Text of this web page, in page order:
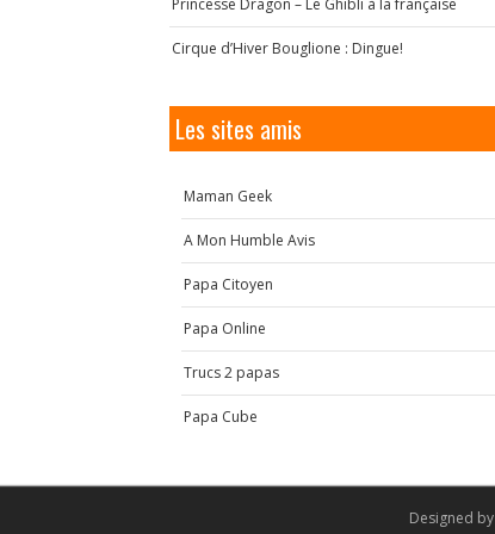
Princesse Dragon – Le Ghibli à la française
Cirque d’Hiver Bouglione : Dingue!
Les sites amis
Maman Geek
A Mon Humble Avis
Papa Citoyen
Papa Online
Trucs 2 papas
Papa Cube
Designed by